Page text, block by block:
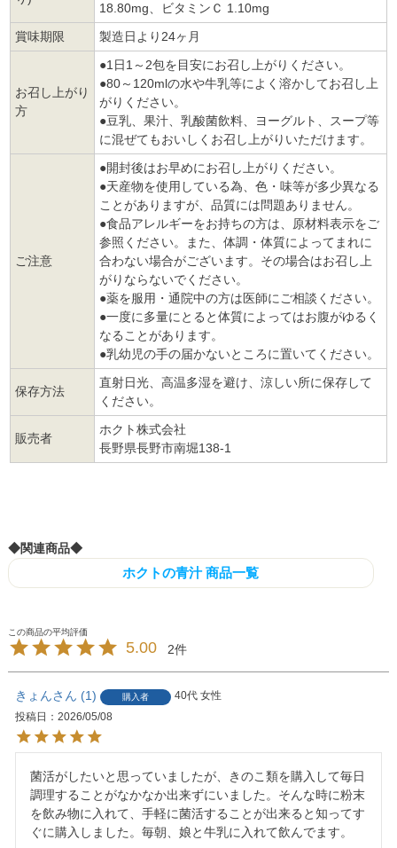
18.80mg、ビタミンＣ 1.10mg
賞味期限
製造日より24ヶ月
お召し上がり
方
●1日1～2包を目安にお召し上がりください。
●80～120mlの水や牛乳等によく溶かしてお召し上
がりください。
●豆乳、果汁、乳酸菌飲料、ヨーグルト、スープ等
に混ぜてもおいしくお召し上がりいただけます。
ご注意
●開封後はお早めにお召し上がりください。
●天産物を使用している為、色・味等が多少異なる
ことがありますが、品質には問題ありません。
●食品アレルギーをお持ちの方は、原材料表示をご
参照ください。また、体調・体質によってまれに
合わない場合がございます。その場合はお召し上
がりならないでください。
●薬を服用・通院中の方は医師にご相談ください。
●一度に多量にとると体質によってはお腹がゆるく
なることがあります。
●乳幼児の手の届かないところに置いてください。
保存方法
直射日光、高温多湿を避け、涼しい所に保存して
ください。
販売者
ホクト株式会社
長野県長野市南堀138-1
◆関連商品◆
ホクトの青汁 商品一覧
5.00 2
きょん 1 購入者 40代 女性
投稿日
2026/05/08
菌活がしたいと思っていましたが、きのこ類を購入して毎日
調理することがなかなか出来ずにいました。そんな時に粉末
を飲み物に入れて、手軽に菌活することが出来ると知ってす
ぐに購入しました。毎朝、娘と牛乳に入れて飲んでます。